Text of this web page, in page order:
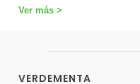
Ver más >
VERDEMENTA